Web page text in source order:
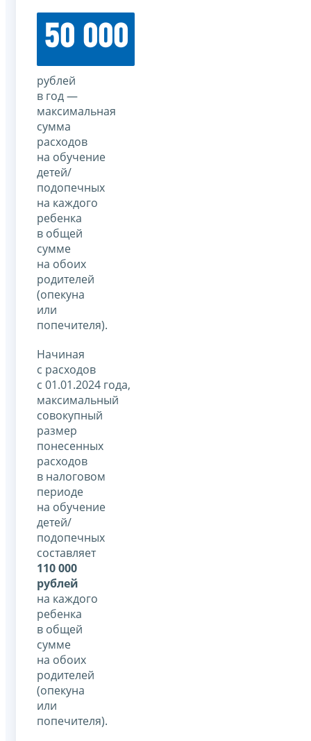
50 000
рублей
в год —
максимальная
сумма
расходов
на обучение
детей/
подопечных
на каждого
ребенка
в общей
сумме
на обоих
родителей
(опекуна
или
попечителя).
Начиная
с расходов
с 01.01.2024 года,
максимальный
совокупный
размер
понесенных
расходов
в налоговом
периоде
на обучение
детей/
подопечных
составляет
110 000
рублей
на каждого
ребенка
в общей
сумме
на обоих
родителей
(опекуна
или
попечителя).